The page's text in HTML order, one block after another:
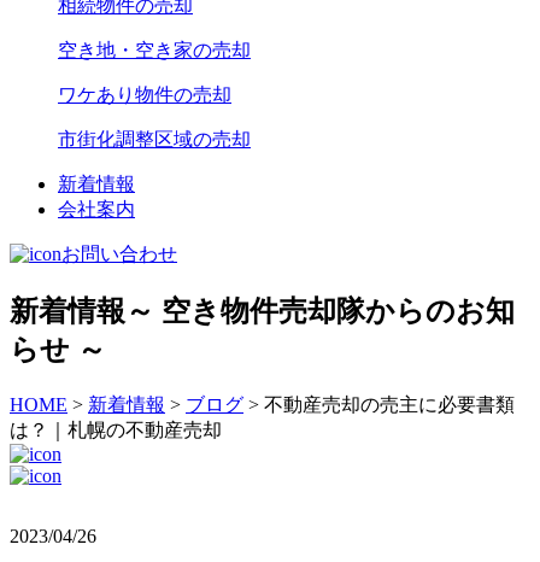
相続物件の売却
空き地・空き家の売却
ワケあり物件の売却
市街化調整区域の売却
新着情報
会社案内
お問い合わせ
新着情報 ～ 空き物件売却隊からのお知
らせ ～
HOME > 新着情報 > ブログ > 不動産売却の売主に必要書類
は？｜札幌の不動産売却
2023/04/26